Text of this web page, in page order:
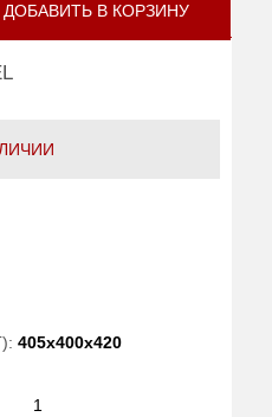
ДОБАВИТЬ В КОРЗИНУ
405x400x420
1